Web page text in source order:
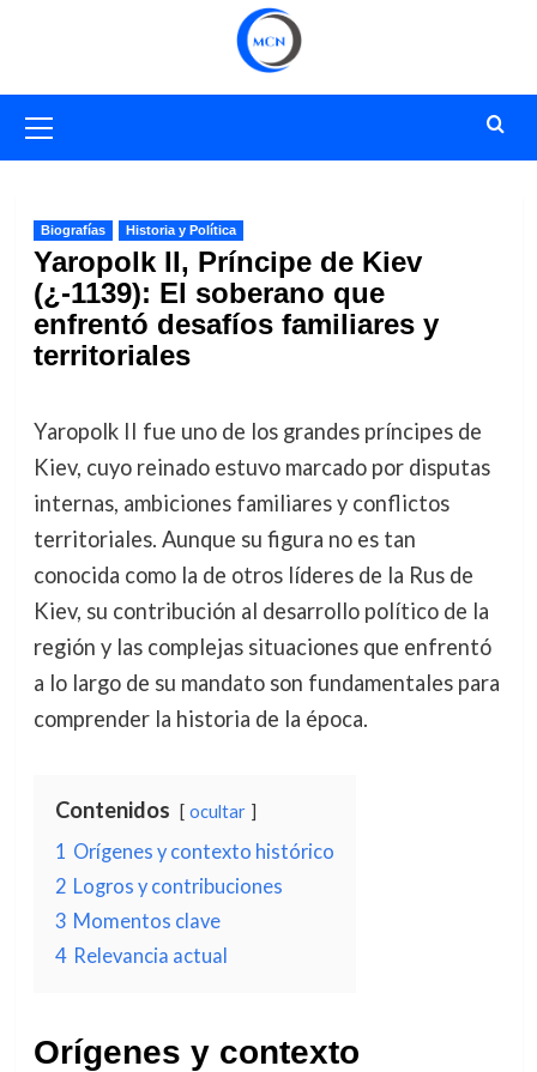
primario
Biografías Historia y Política
Yaropolk II, Príncipe de Kiev
(¿-1139): El soberano que
enfrentó desafíos familiares y
territoriales
Yaropolk II fue uno de los grandes príncipes de
Kiev, cuyo reinado estuvo marcado por disputas
internas, ambiciones familiares y conflictos
territoriales. Aunque su figura no es tan
conocida como la de otros líderes de la Rus de
Kiev, su contribución al desarrollo político de la
región y las complejas situaciones que enfrentó
a lo largo de su mandato son fundamentales para
comprender la historia de la época.
Contenidos ocultar
1 Orígenes y contexto histórico
2 Logros y contribuciones
3 Momentos clave
4 Relevancia actual
Orígenes y contexto